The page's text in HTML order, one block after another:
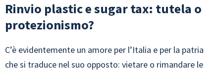
Rinvio plastic e sugar tax: tutela o
protezionismo?
C’è evidentemente un amore per l’Italia e per la patria
che si traduce nel suo opposto: vietare o rimandare le